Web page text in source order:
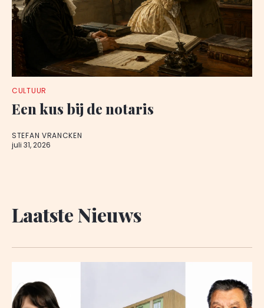
CULTUUR
Een kus bij de notaris
STEFAN VRANCKEN
juli 31, 2026
Laatste Nieuws